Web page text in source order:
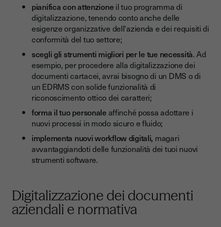
pianifica con attenzioneil tuo programma di
digitalizzazione, tenendo conto anche delle
esigenze organizzative dell'azienda e dei requisiti di
conformità del tuo settore;
scegli gli strumenti migliori per le tue necessità. Ad
esempio, per procedere alla digitalizzazione dei
documenti cartacei, avrai bisogno di un DMS o di
un EDRMS con solide funzionalità di
riconoscimento ottico dei caratteri;
forma il tuo personaleaffinché possa adottare i
nuovi processi in modo sicuro e fluido;
implementa nuovi workflow digitali, magari
avvantaggiandoti delle funzionalità dei tuoi nuovi
strumenti software.
Digitalizzazione dei documenti
aziendali e normativa